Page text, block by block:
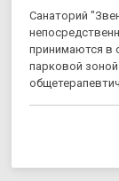
Санаторий
принимаются в
парковой